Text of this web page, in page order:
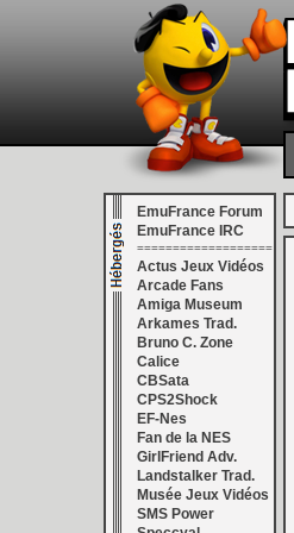
EmuFrance Forum
EmuFrance IRC
===================
Actus Jeux Vidéos
Arcade Fans
Amiga Museum
Arkames Trad.
Bruno C. Zone
Calice
CBSata
CPS2Shock
EF-Nes
Fan de la NES
GirlFriend Adv.
Landstalker Trad.
Musée Jeux Vidéos
SMS Power